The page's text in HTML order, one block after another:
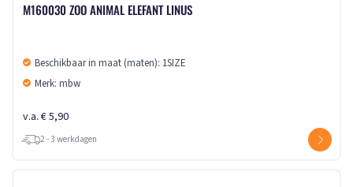
M160030 ZOO ANIMAL ELEFANT LINUS
Beschikbaar in maat (maten): 1SIZE
Merk: mbw
v.a. € 5,90
2 - 3 werkdagen